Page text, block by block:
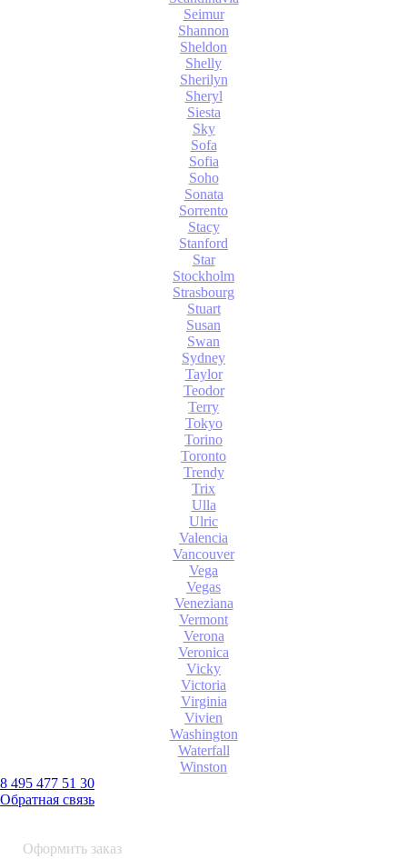
Seimur
Shannon
Sheldon
Shelly
Sherilyn
Sheryl
Siesta
Sky
Sofa
Sofia
Soho
Sonata
Sorrento
Stacy
Stanford
Star
Stockholm
Strasbourg
Stuart
Susan
Swan
Sydney
Taylor
Teodor
Terry
Tokyo
Torino
Toronto
Trendy
Trix
Ulla
Ulric
Valencia
Vancouver
Vega
Vegas
Veneziana
Vermont
Verona
Veronica
Vicky
Victoria
Virginia
Vivien
Washington
Waterfall
Winston
8 495 477 51 30
Обратная связь
Оформить заказ